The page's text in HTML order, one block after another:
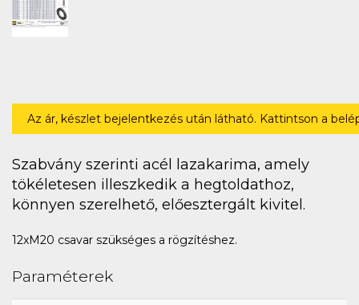
Az ár, készlet bejelentkezés után látható. Kattintson a
Szabvány szerinti acél lazakarima, amely
tökéletesen illeszkedik a hegtoldathoz,
könnyen szerelhető, előesztergált kivitel.
12xM20 csavar szükséges a rögzítéshez.
Paraméterek